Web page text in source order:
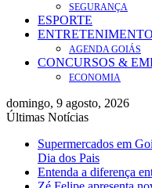
SEGURANÇA
ESPORTE
ENTRETENIMENTO
AGENDA GOIÁS
CONCURSOS &
ECONOMIA
domingo, 9 agosto, 2026
Últimas Notícias
Supermercados em
Dia dos Pais
Entenda a diferença